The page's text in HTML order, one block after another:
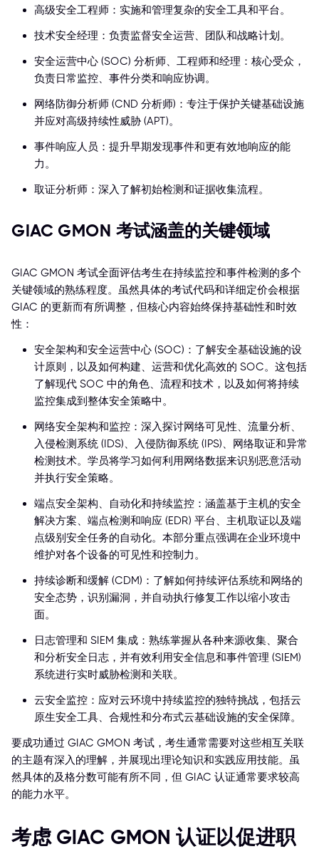
高级安全工程师：实施和管理复杂的安全工具和平台。
技术安全经理：负责监督安全运营、团队和战略计划。
安全运营中心 (SOC) 分析师、工程师和经理：核心受众，
负责日常监控、事件分类和响应协调。
网络防御分析师 (CND 分析师)：专注于保护关键基础设施
并应对高级持续性威胁 (APT)。
事件响应人员：提升早期发现事件和更有效地响应的能
力。
取证分析师：深入了解初始检测和证据收集流程。
GIAC GMON 考试涵盖的关键领域
GIAC GMON 考试全面评估考生在持续监控和事件检测的多个
关键领域的熟练程度。虽然具体的考试代码和详细定价会根据
GIAC 的更新而有所调整，但核心内容始终保持基础性和时效
性：
安全架构和安全运营中心 (SOC)：了解安全基础设施的设
计原则，以及如何构建、运营和优化高效的 SOC。这包括
了解现代 SOC 中的角色、流程和技术，以及如何将持续
监控集成到整体安全策略中。
网络安全架构和监控：深入探讨网络可见性、流量分析、
入侵检测系统 (IDS)、入侵防御系统 (IPS)、网络取证和异常
检测技术。学员将学习如何利用网络数据来识别恶意活动
并执行安全策略。
端点安全架构、自动化和持续监控：涵盖基于主机的安全
解决方案、端点检测和响应 (EDR) 平台、主机取证以及端
点级别安全任务的自动化。本部分重点强调在企业环境中
维护对各个设备的可见性和控制力。
持续诊断和缓解 (CDM)：了解如何持续评估系统和网络的
安全态势，识别漏洞，并自动执行修复工作以缩小攻击
面。
日志管理和 SIEM 集成：熟练掌握从各种来源收集、聚合
和分析安全日志，并有效利用安全信息和事件管理 (SIEM)
系统进行实时威胁检测和关联。
云安全监控：应对云环境中持续监控的独特挑战，包括云
原生安全工具、合规性和分布式云基础设施的安全保障。
要成功通过 GIAC GMON 考试，考生通常需要对这些相互关联
的主题有深入的理解，并展现出理论知识和实践应用技能。虽
然具体的及格分数可能有所不同，但 GIAC 认证通常要求较高
的能力水平。
考虑 GIAC GMON 认证以促进职